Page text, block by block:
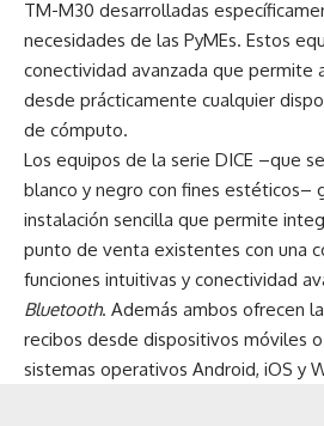
TM-M30 desarrolladas
necesidades de las PyMEs. Estos
conectividad avanzada que permite
desde prácticamente cualquier
de cómputo.
Los equipos de la serie DICE –que
blanco y negro con fines estéticos–
instalación sencilla que permite
punto de venta existentes con una
funciones intuitivas y conectividad
Bluetooth. Además ambos ofrecen
recibos desde dispositivos móviles
sistemas operativos Android, iOS y